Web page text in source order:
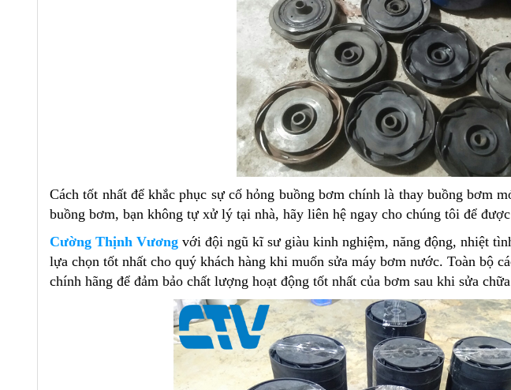
Cách tốt nhất để khắc phục sự cố hỏng buồng bơm chính là thay buồng bơm
buồng bơm, bạn không tự xử lý tại nhà, hãy liên hệ ngay cho chúng tôi để
Cường Thịnh Vương với đội ngũ kĩ sư giàu kinh nghiệm, năng động, nhiệt
lựa chọn tốt nhất cho quý khách hàng khi muốn sửa máy bơm nước. Toàn bộ
chính hãng để đảm bảo chất lượng hoạt động tốt nhất của bơm sau khi sửa